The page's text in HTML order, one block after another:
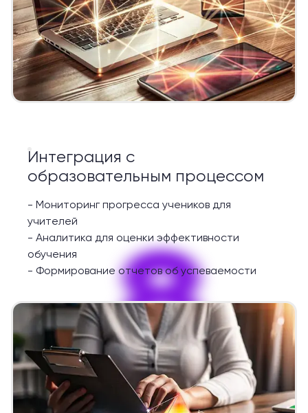
8
Интеграция с
образовательным процессом
- Мониторинг прогресса учеников для
учителей
- Аналитика для оценки эффективности
обучения
- Формирование отчетов об успеваемости